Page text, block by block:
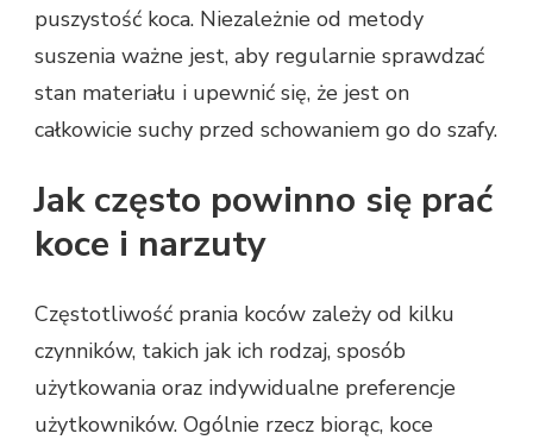
puszystość koca. Niezależnie od metody
suszenia ważne jest, aby regularnie sprawdzać
stan materiału i upewnić się, że jest on
całkowicie suchy przed schowaniem go do szafy.
Jak często powinno się prać
koce i narzuty
Częstotliwość prania koców zależy od kilku
czynników, takich jak ich rodzaj, sposób
użytkowania oraz indywidualne preferencje
użytkowników. Ogólnie rzecz biorąc, koce